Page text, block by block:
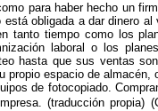
para haber hecho un
obligada a dar dinero
tanto tiempo como los
laboral o los
hasta que sus ventas
propio espacio de
de fotocopiado.
(traducción